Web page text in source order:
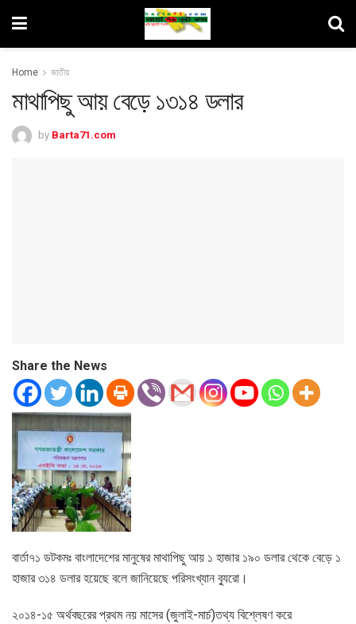
Home জাতীয়
মাথাপিছু আয় বেড়ে ১৩১৪ ডলার
by Barta71.com
Share the News
বার্তা৭১ ডটকমঃ বাংলাদেশের মানুষের মাথাপিছু আয় ১ হাজার ১৯০ ডলার থেকে বেড়ে ১
হাজার ৩১৪ ডলার হয়েছে বলে জানিয়েছে পরিসংখ্যান ব্যুরো।
২০১৪-১৫ অর্থবছরের প্রথম নয় মাসের (জুলাই-মার্চ)তথ্য বিশ্লেষণ করে